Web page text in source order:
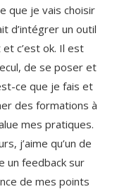
que je vais choisir
d’intégrer un outil
et c’est ok. Il est
de se poser et
ce que je fais et
des formations à
mes pratiques.
j’aime qu’un de
un feedback sur
de mes points